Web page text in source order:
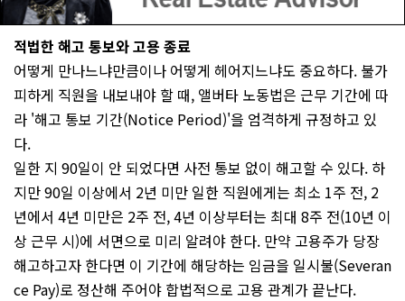
적법한 해고 통보와 고용 종료
어떻게 만나느냐만큼이나 어떻게 헤어지느냐도 중요하다. 불가
피하게 직원을 내보내야 할 때, 앨버타 노동법은 근무 기간에 따
라 '해고 통보 기간(Notice Period)'을 엄격하게 규정하고 있
다.
일한 지 90일이 안 되었다면 사전 통보 없이 해고할 수 있다. 하
지만 90일 이상에서 2년 미만 일한 직원에게는 최소 1주 전, 2
년에서 4년 미만은 2주 전, 4년 이상부터는 최대 8주 전(10년 이
상 근무 시)에 서면으로 미리 알려야 한다. 만약 고용주가 당장
해고하고자 한다면 이 기간에 해당하는 임금을 일시불(Severan
ce Pay)로 정산해 주어야 합법적으로 고용 관계가 끝난다.